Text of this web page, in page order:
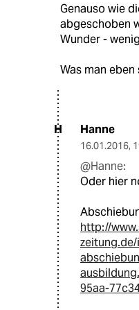
Genauso wie
abgeschoben
Wunder -
Was man
H Hanne
16.01.2016,
@Hanne:
Oder hier
http://
95aa-